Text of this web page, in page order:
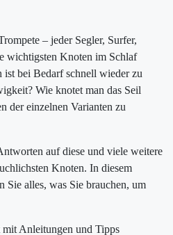
– jeder Segler, Surfer,
wichtigsten Knoten im Schlaf
ist bei Bedarf schnell wieder zu
Wie knotet man das Seil
der einzelnen Varianten zu
auf diese und viele weitere
Knoten. In diesem
Sie alles, was Sie brauchen, um
Anleitungen und Tipps